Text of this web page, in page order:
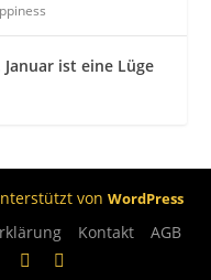
ist eine Lüge
von WordPress
Kontakt AGB